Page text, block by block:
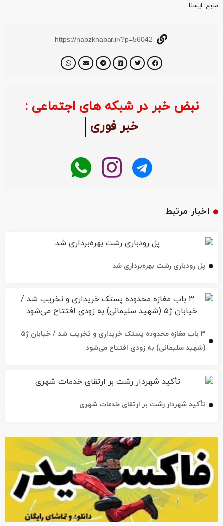
منبع‌: ایسنا
https://nabzkhabar.ir/?p=56042
نبض خبر در شبکه های اجتماعی :
خبر فوری
اخبار مرتبط
پل رودباری رشت بهره‌برداری شد
۳ باب مغازه محدوده پستک خریداری و تخریب شد / خیابان ژ۵
(شهید سلیمانی) به زودی افتتاح می‌شود
تأکید شهردار رشت بر ارتقای خدمات شهری